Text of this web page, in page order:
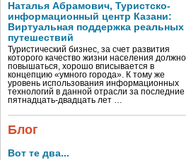
Наталья Абрамович, Туристско-
информационный центр Казани:
Виртуальная поддержка реальных
путешествий
Туристический бизнес, за счет развития
которого качество жизни населения должно
повышаться, хорошо вписывается в
концепцию «умного города». К тому же
уровень использования информационных
технологий в данной отрасли за последние
пятнадцать-двадцать лет …
Блог
Вот те два...